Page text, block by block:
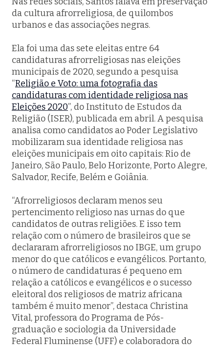
da cultura afrorreligiosa, de quilombos
urbanos e das associações negras.
Ela foi uma das sete eleitas entre 64
candidaturas afrorreligiosas nas eleições
municipais de 2020, segundo a pesquisa
“Religião e Voto: uma fotografia das
candidaturas com identidade religiosa nas
Eleições 2020”, do Instituto de Estudos da
Religião (ISER), publicada em abril. A pesquisa
analisa como candidatos ao Poder Legislativo
mobilizaram sua identidade religiosa nas
eleições municipais em oito capitais: Rio de
Janeiro, São Paulo, Belo Horizonte, Porto Alegre,
Salvador, Recife, Belém e Goiânia.
“Afrorreligiosos declaram menos seu
pertencimento religioso nas urnas do que
candidatos de outras religiões. E isso tem
relação com o número de brasileiros que se
declararam afrorreligiosos no IBGE, um grupo
menor do que católicos e evangélicos. Portanto,
o número de candidaturas é pequeno em
relação a católicos e evangélicos e o sucesso
eleitoral dos religiosos de matriz africana
também é muito menor”, destaca Christina
Vital, professora do Programa de Pós-
graduação e sociologia da Universidade
Federal Fluminense (UFF) e colaboradora do